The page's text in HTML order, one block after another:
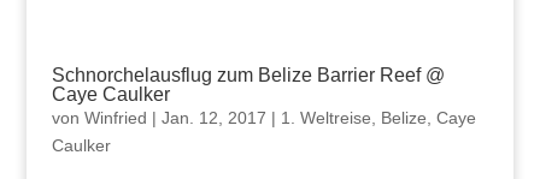
Schnorchelausflug zum Belize Barrier Reef @
Caye Caulker
von Winfried | Jan. 12, 2017 | 1. Weltreise, Belize, Caye
Caulker